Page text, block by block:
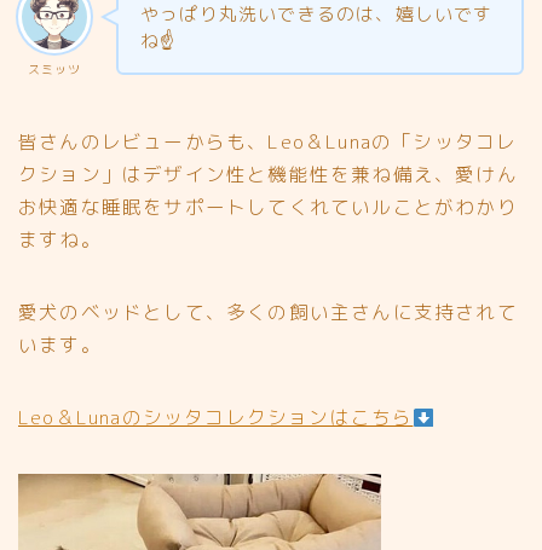
スミッツ
やっぱり丸洗いできるのは、嬉しいです
ね☝️
皆さんのレビューからも、Leo＆Lunaの「シッタコレ
クション」はデザイン性と機能性を兼ね備え、愛けん
お快適な睡眠をサポートしてくれていルことがわかり
ますね。
愛犬のベッドとして、多くの飼い主さんに支持されて
います。
Leo＆Lunaのシッタコレクションはこちら